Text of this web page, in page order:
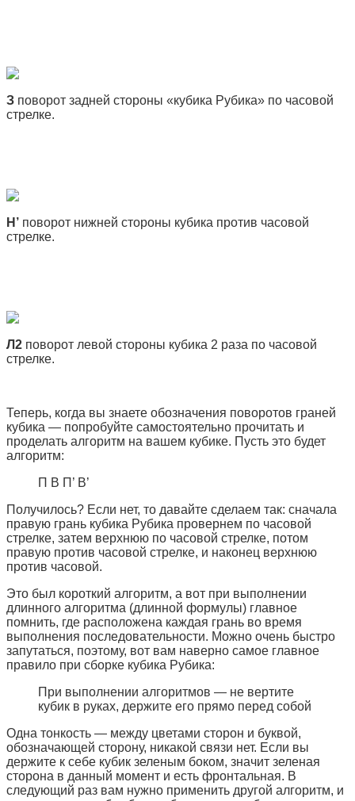
З поворот задней стороны «кубика Рубика» по часовой
стрелке.
H’ поворот нижней стороны кубика против часовой
стрелке.
Л2 поворот левой стороны кубика 2 раза по часовой
стрелке.
Теперь, когда вы знаете обозначения поворотов граней
кубика — попробуйте самостоятельно прочитать и
проделать алгоритм на вашем кубике. Пусть это будет
алгоритм:
П В П’ В’
Получилось? Если нет, то давайте сделаем так: сначала
правую грань кубика Рубика провернем по часовой
стрелке, затем верхнюю по часовой стрелке, потом
правую против часовой стрелке, и наконец верхнюю
против часовой.
Это был короткий алгоритм, а вот при выполнении
длинного алгоритма (длинной формулы) главное
помнить, где расположена каждая грань во время
выполнения последовательности. Можно очень быстро
запутаться, поэтому, вот вам наверно самое главное
правило при сборке кубика Рубика:
При выполнении алгоритмов — не вертите
кубик в руках, держите его прямо перед собой
Одна тонкость — между цветами сторон и буквой,
обозначающей сторону, никакой связи нет. Если вы
держите к себе кубик зеленым боком, значит зеленая
сторона в данный момент и есть фронтальная. В
следующий раз вам нужно применить другой алгоритм, и